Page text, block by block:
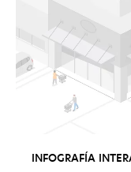
INFOGRAFÍA